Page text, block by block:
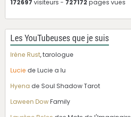
172697 visiteurs - 727172 pages vues
Les YouTubeuses que je suis
Irène Rust, tarologue
Lucie de Lucie a lu
Hyena de Soul Shadow Tarot
Laween DowFamily